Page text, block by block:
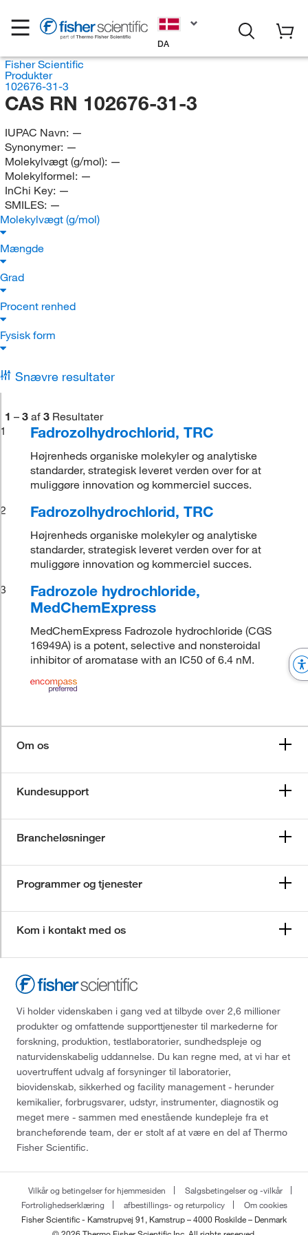
DA
Fisher Scientific
Produkter
102676-31-3
CAS RN 102676-31-3
IUPAC Navn: —
Synonymer: —
Molekylvægt (g/mol): —
Molekylformel: —
InChi Key: —
SMILES: —
Molekylvægt (g/mol)
Mængde
Grad
Procent renhed
Fysisk form
Snævre resultater
1 – 3 af 3 Resultater
1
Fadrozolhydrochlorid, TRC
Højrenheds organiske molekyler og analytiske
standarder, strategisk leveret verden over for at
muliggøre innovation og kommerciel succes.
2
Fadrozolhydrochlorid, TRC
Højrenheds organiske molekyler og analytiske
standarder, strategisk leveret verden over for at
muliggøre innovation og kommerciel succes.
3
Fadrozole hydrochloride,
MedChemExpress
MedChemExpress Fadrozole hydrochloride (CGS
16949A) is a potent, selective and nonsteroidal
inhibitor of aromatase with an IC50 of 6.4 nM.
Om os
Kundesupport
Brancheløsninger
Programmer og tjenester
Kom i kontakt med os
Vi holder videnskaben i gang ved at tilbyde over 2,6 millioner
produkter og omfattende supporttjenester til markederne for
forskning, produktion, testlaboratorier, sundhedspleje og
naturvidenskabelig uddannelse. Du kan regne med, at vi har et
uovertruffent udvalg af forsyninger til laboratorier,
biovidenskab, sikkerhed og facility management - herunder
kemikalier, forbrugsvarer, udstyr, instrumenter, diagnostik og
meget mere - sammen med enestående kundepleje fra et
brancheførende team, der er stolt af at være en del af Thermo
Fisher Scientific.
Vilkår og betingelser for hjemmesiden
Salgsbetingelser og -vilkår
Fortrolighedserklæring
afbestillings- og returpolicy
Om cookies
Fisher Scientific - Kamstrupvej 91, Kamstrup – 4000 Roskilde – Denmark